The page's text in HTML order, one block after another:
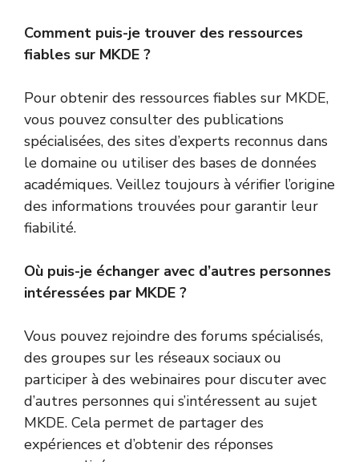
Comment puis-je trouver des ressources
fiables sur MKDE ?
Pour obtenir des ressources fiables sur MKDE,
vous pouvez consulter des publications
spécialisées, des sites d’experts reconnus dans
le domaine ou utiliser des bases de données
académiques. Veillez toujours à vérifier l’origine
des informations trouvées pour garantir leur
fiabilité.
Où puis-je échanger avec d’autres personnes
intéressées par MKDE ?
Vous pouvez rejoindre des forums spécialisés,
des groupes sur les réseaux sociaux ou
participer à des webinaires pour discuter avec
d’autres personnes qui s’intéressent au sujet
MKDE. Cela permet de partager des
expériences et d’obtenir des réponses